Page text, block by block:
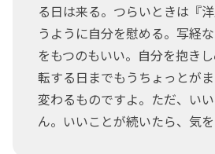
る日は来る。つらいときは『
うように自分を慰める。写経
をもつのもいい。自分を抱き
転する日までもうちょっとが
変わるものですよ。ただ、い
ん。いいことが続いたら、気を